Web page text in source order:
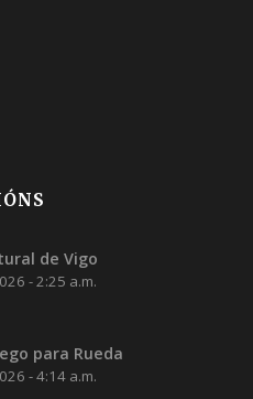
de Vigo
- 2:25 a.m.
para Rueda
- 4:14 a.m.